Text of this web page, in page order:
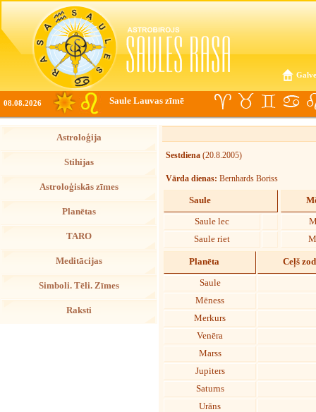
08.08.2026 Saule Lauvas zīmē
Astroloģija
Stihijas
Astroloģiskās zīmes
Planētas
TARO
Meditācijas
Simboli. Tēli. Zīmes
Raksti
Sestdiena (20.8.2005)
Vārda dienas: Bernhards Boriss
Saule
Saule lec
Saule riet
Planēta Ceļš
Saule
Mēness
Merkurs
Venēra
Marss
Jupiters
Saturns
Urāns